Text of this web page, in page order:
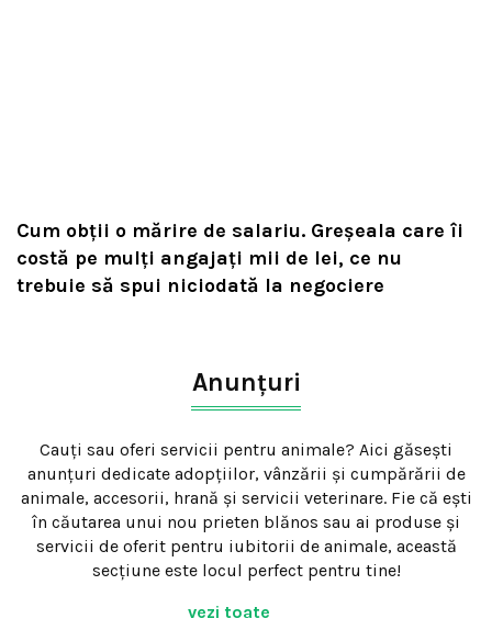
Cum obții o mărire de salariu. Greșeala care îi
costă pe mulți angajați mii de lei, ce nu
trebuie să spui niciodată la negociere
Anunțuri
Cauți sau oferi servicii pentru animale? Aici găsești
anunțuri dedicate adopțiilor, vânzării și cumpărării de
animale, accesorii, hrană și servicii veterinare. Fie că ești
în căutarea unui nou prieten blănos sau ai produse și
servicii de oferit pentru iubitorii de animale, această
secțiune este locul perfect pentru tine!
vezi toate